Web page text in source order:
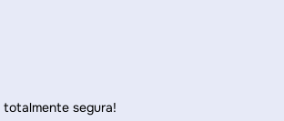
totalmente segura!